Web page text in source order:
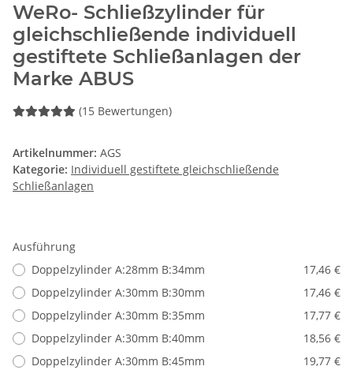
WeRo- Schließzylinder für
gleichschließende individuell
gestiftete Schließanlagen der
Marke ABUS
(15 Bewertungen)
Artikelnummer: AGS
Kategorie: Individuell gestiftete gleichschließende
Schließanlagen
Ausführung
Doppelzylinder A:28mm B:34mm
17,46 €
Doppelzylinder A:30mm B:30mm
17,46 €
Doppelzylinder A:30mm B:35mm
17,77 €
Doppelzylinder A:30mm B:40mm
18,56 €
Doppelzylinder A:30mm B:45mm
19,77 €